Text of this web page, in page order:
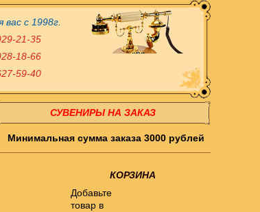
с 1998г.
21-35
18-66
59-40
СУВЕНИРЫ НА ЗАКАЗ
Минимальная сумма заказа 3000 рублей
КОРЗИНА
Добавьте
товар в